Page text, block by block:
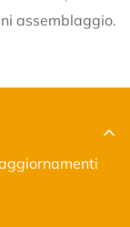
assemblaggio.